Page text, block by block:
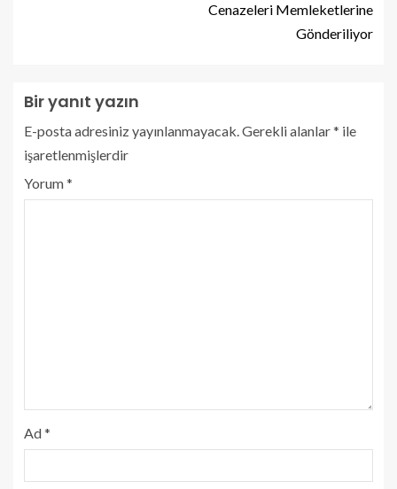
Cenazeleri Memleketlerine
Gönderiliyor
Bir yanıt yazın
E-posta adresiniz yayınlanmayacak.Gerekli alanlar* ile
işaretlenmişlerdir
Yorum*
Ad*